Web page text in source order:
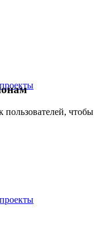
пользователей, чтобы